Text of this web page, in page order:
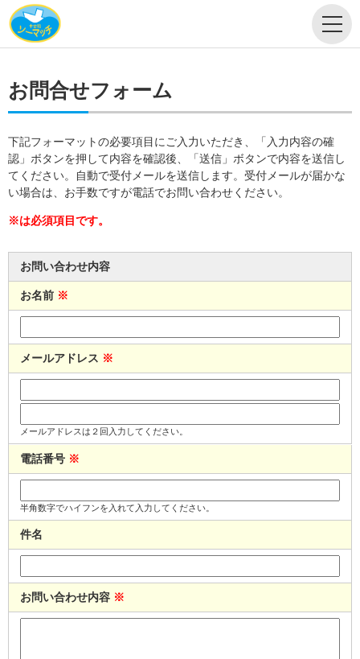
お問合せフォーム
下記フォーマットの必要項目にご入力いただき、「入力内容の確
認」ボタンを押して内容を確認後、「送信」ボタンで内容を送信し
てください。自動で受付メールを送信します。受付メールが届かな
い場合は、お手数ですが電話でお問い合わせください。
※は必須項目です。
お問い合わせ内容
お名前 ※
メールアドレス ※
メールアドレスは２回入力してください。
電話番号 ※
半角数字でハイフンを入れて入力してください。
件名
お問い合わせ内容 ※